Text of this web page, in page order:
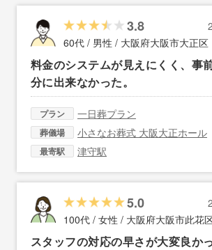
3.8
60代 / 男性 / 大阪府大阪市大正区
料金のシステムが見えにくく、事
分に出来なかった。
プラン 一日葬プラン
葬儀場 小さなお葬式 大阪大正ホール
最寄駅 津守駅
5.0
100代 / 女性 / 大阪府大阪市此花
スタッフの対応の早さが大変良か